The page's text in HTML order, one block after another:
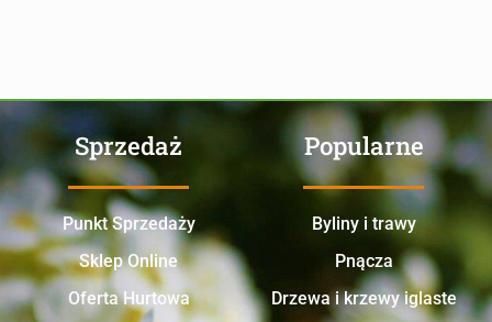
Sprzedaż
Punkt Sprzedaży
Sklep Online
Oferta Hurtowa
Popularne
Byliny i trawy
Pnącza
Drzewa i krzewy iglaste